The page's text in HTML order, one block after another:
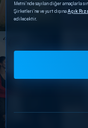
Metni’nde sayılan diğer amaçlarla
Şirketleri’ne ve yurt dışınaAçık
edilecektir.